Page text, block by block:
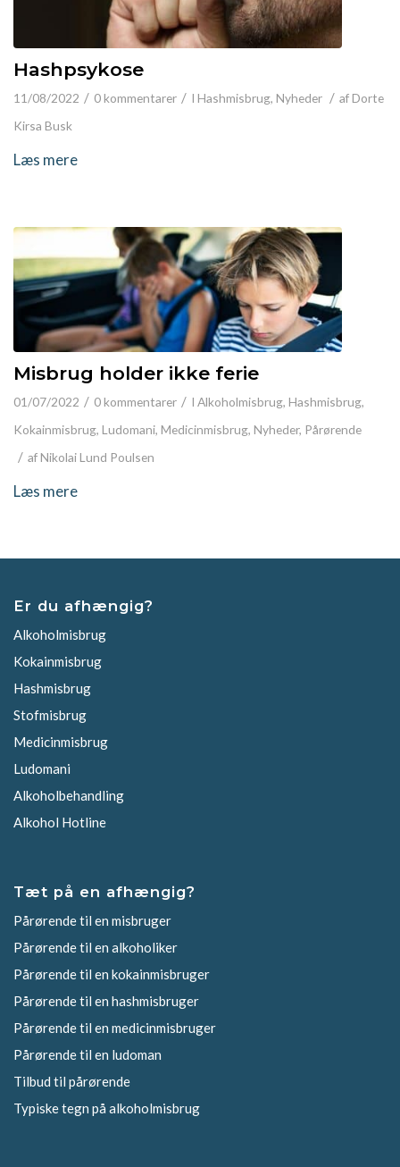
Hashpsykose
11/08/2022 / 0 kommentarer / I Hashmisbrug, Nyheder / af Dorte
Kirsa Busk
Læs mere
Misbrug holder ikke ferie
01/07/2022 / 0 kommentarer / I Alkoholmisbrug, Hashmisbrug,
Kokainmisbrug, Ludomani, Medicinmisbrug, Nyheder, Pårørende
/ af Nikolai Lund Poulsen
Læs mere
Er du afhængig?
Alkoholmisbrug
Kokainmisbrug
Hashmisbrug
Stofmisbrug
Medicinmisbrug
Ludomani
Alkoholbehandling
Alkohol Hotline
Tæt på en afhængig?
Pårørende til en misbruger
Pårørende til en alkoholiker
Pårørende til en kokainmisbruger
Pårørende til en hashmisbruger
Pårørende til en medicinmisbruger
Pårørende til en ludoman
Tilbud til pårørende
Typiske tegn på alkoholmisbrug